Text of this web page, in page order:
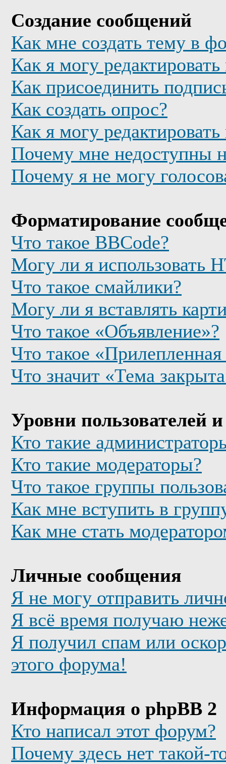
Создание сообщений
Как мне создать тему в
Как я могу
Как присоединить
Как создать опрос?
Как я могу
Почему мне недоступны
Почему я не могу
Форматирование
Что такое BBCode?
Могу ли я использовать
Что такое смайлики?
Могу ли я вставлять
Что такое «Объявление»?
Что такое «Прилепленная
Что значит «Тема
Уровни пользователей
Кто такие
Кто такие модераторы?
Что такое группы
Как мне вступить в
Как мне стать
Личные сообщения
Я не могу отправить
Я всё время получаю
Я получил спам или
этого форума!
Информация о phpBB 2
Кто написал этот форум?
Почему здесь нет такой-